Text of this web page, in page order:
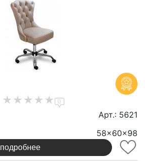
0
Арт.: 5621
58x60x98
подробнее